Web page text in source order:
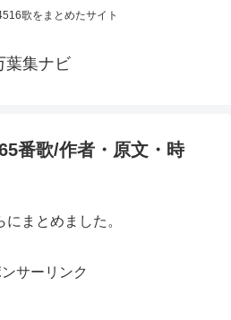
歌をまとめたサイト
葉集ナビ
番歌/作者・原文・時
まとめました。
サーリンク